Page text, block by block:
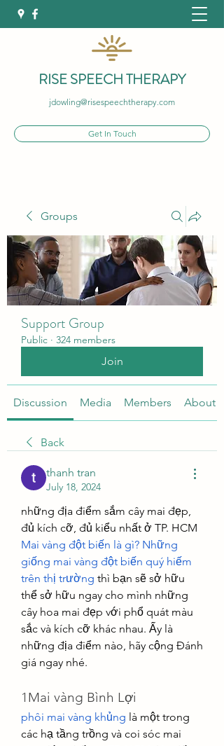
RISE SPEECH THERAPY
jdowling@risespeechtherapy.com
Get In Touch
Groups
Support Group
Public · 324 members
Join
Discussion Media Members About
Back
thanh tran
July 18, 2024
những địa điểm sắm cây mai đẹp,
đủ kích cỡ, đủ kiểu nhất ở TP. HCM
Mai vàng đột biến là gì? Những
giống mai vàng đột biến quý hiếm
trên thị trường thì bạn sẽ sở hữu
thể sở hữu ngay cho mình những
cây hoa mai đẹp với phổ quát màu
sắc và kích cỡ khác nhau. Ấy là
những địa điểm nào, hãy cộng Đánh
giá ngay nhé.
1Mai vàng Bình Lợi
phôi mai vàng khủng là một trong
các hạ tầng trồng và coi sóc mai